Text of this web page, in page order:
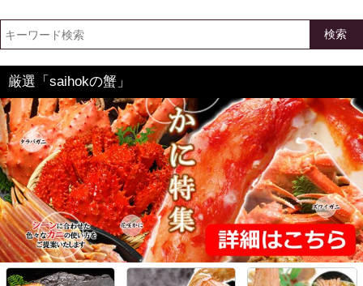
検索
厳選「saihokの蟹」